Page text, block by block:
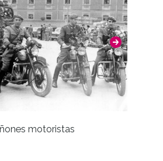
azul en la esquina inferior
emulsión; Marcas de
en el reverso;
MIN-IN-001-062;
MIN-PC-062; Copia digital:
motoristas